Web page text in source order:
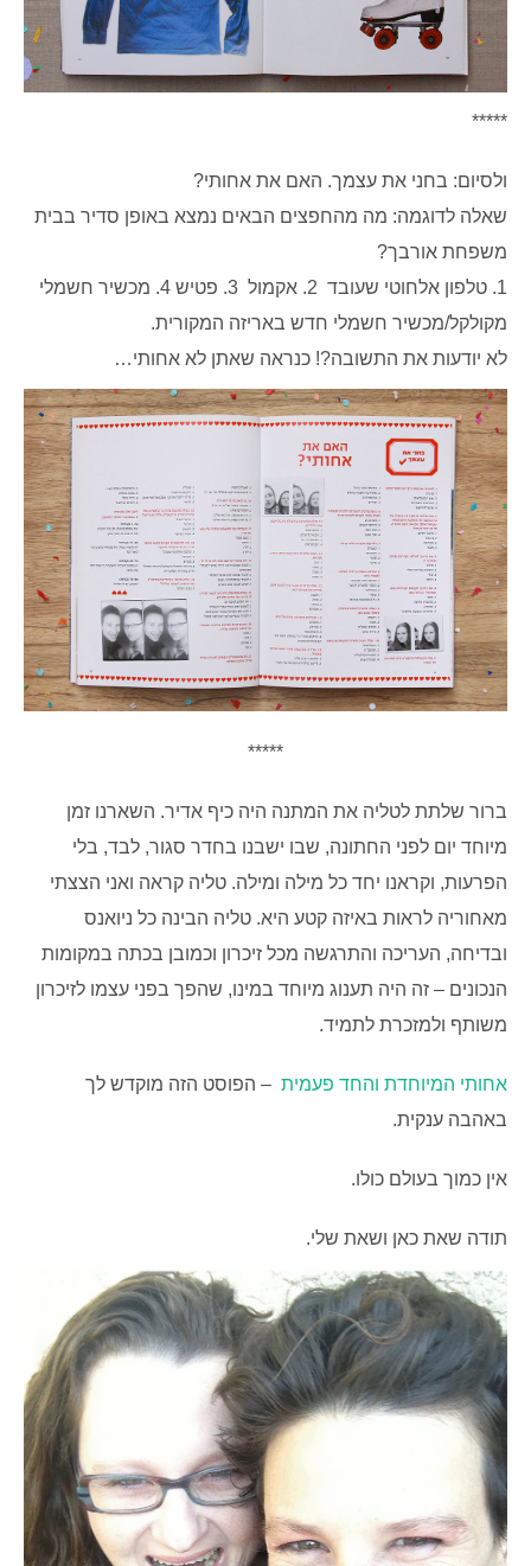
*****
ולסיום: בחני את עצמך. האם את אחותי?
שאלה לדוגמה: מה מהחפצים הבאים נמצא באופן סדיר בבית
משפחת אורבך?
1. טלפון אלחוטי שעובד 2. אקמול 3. פטיש 4. מכשיר חשמלי
מקולקל/מכשיר חשמלי חדש באריזה המקורית.
לא יודעות את התשובה?! כנראה שאתן לא אחותי…
*****
ברור שלתת לטליה את המתנה היה כיף אדיר. השארנו זמן
מיוחד יום לפני החתונה, שבו ישבנו בחדר סגור, לבד, בלי
הפרעות, וקראנו יחד כל מילה ומילה. טליה קראה ואני הצצתי
מאחוריה לראות באיזה קטע היא. טליה הבינה כל ניואנס
ובדיחה, העריכה והתרגשה מכל זיכרון וכמובן בכתה במקומות
הנכונים – זה היה תענוג מיוחד במינו, שהפך בפני עצמו לזיכרון
משותף ולמזכרת לתמיד.
אחותי המיוחדת והחד פעמית – הפוסט הזה מוקדש לך
באהבה ענקית.
אין כמוך בעולם כולו.
תודה שאת כאן ושאת שלי.